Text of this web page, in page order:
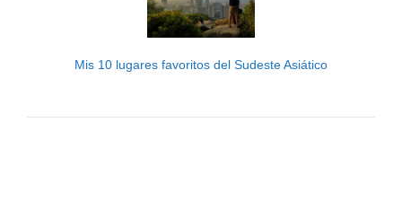
Mis 10 lugares favoritos del Sudeste Asiático